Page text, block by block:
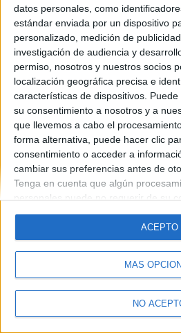
datos personales, como
estándar enviada por un dispositivo
personalizado, medición de
investigación de audiencia y
permiso, nosotros y nuestros socios
localización geográfica precisa e
características de dispositivos.
su consentimiento a nosotros y a
que llevemos a cabo el
forma alternativa, puede hacer clic
consentimiento o acceder a
cambiar sus preferencias antes de
Tenga en cuenta que algún
personales puede no requerir de su
tiene el derecho de rechazar tal
preferencias se aplicarán solo a este
sus preferencias o retirar su
momento volviendo a este sitio y
"Privacidad" en la parte inferior de la
MÁS
NO
ACEPTO
Blog de lube
Quiénes somos|
Aviso legal|Politica de privacidad|
de cookies
© 2003-2026Compás Mediterráneo S.L.
Madrid [ESPAÑA] - Tel.